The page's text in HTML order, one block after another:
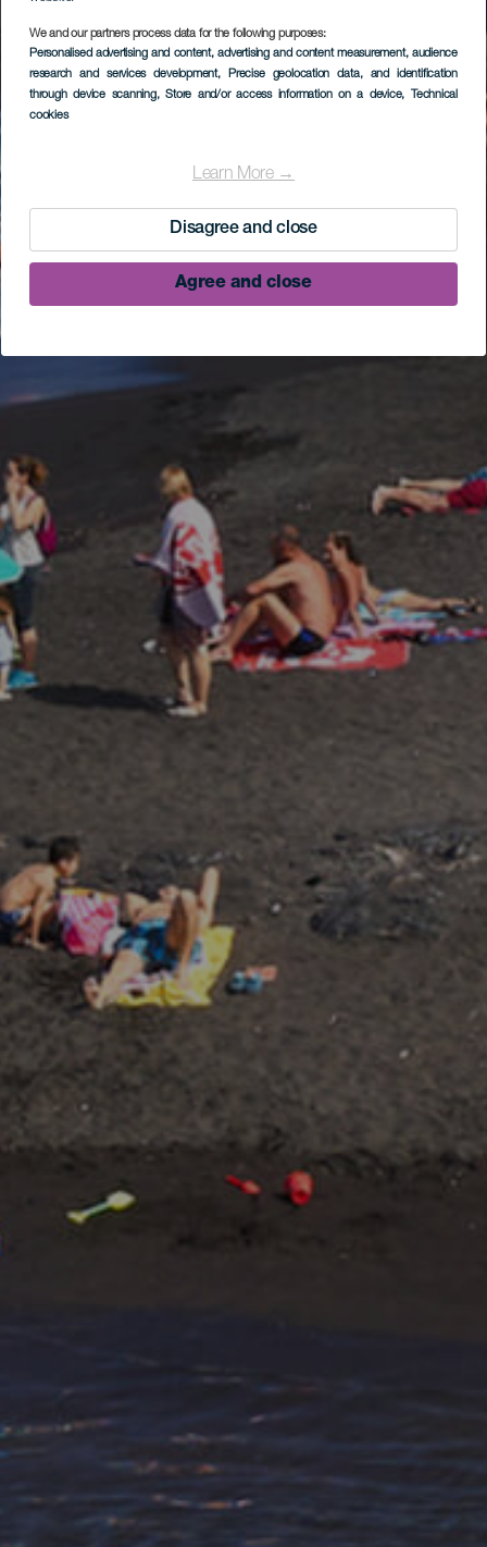
We and our partners process data for the following purposes:
Personalised advertising and content, advertising and content measurement, audience
research and services development, Precise geolocation data, and identification
through device scanning, Store and/or access information on a device, Technical
cookies
Learn More →
Disagree and close
Agree and close